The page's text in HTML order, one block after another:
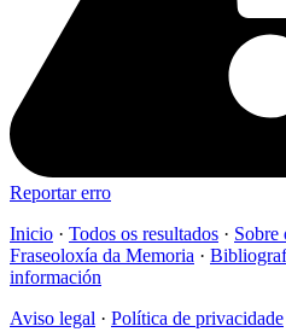
Reportar erro
Inicio · Todos os resultados · Sobre
Fraseoloxía da Memoria ·
información
Aviso legal · Política de privacidade